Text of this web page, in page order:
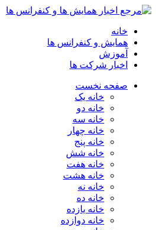
خانه
همایش و کنفرانس ها
آموزش
اخبار شرکت ها
صفحه نخست
خانه یک
خانه دو
خانه سه
خانه چهار
خانه پنج
خانه شش
خانه هفت
خانه هشت
خانه نه
خانه ده
خانه یازده
خانه دوازده